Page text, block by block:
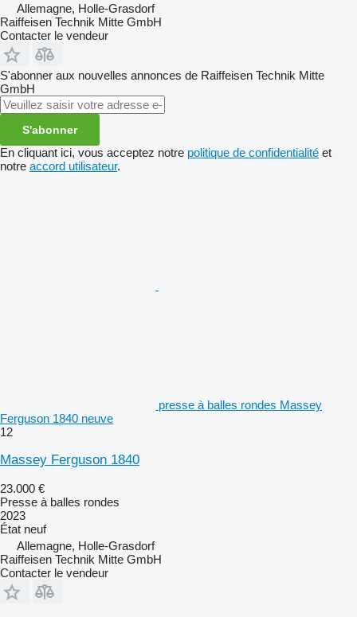
Allemagne, Holle-Grasdorf
Raiffeisen Technik Mitte GmbH
Contacter le vendeur
S'abonner aux nouvelles annonces de Raiffeisen Technik Mitte
GmbH
S'abonner
En cliquant ici, vous acceptez notre politique de confidentialité et
notre accord utilisateur.
presse à balles rondes Massey
Ferguson 1840 neuve
12
Massey Ferguson 1840
23.000 €
Presse à balles rondes
2023
État neuf
Allemagne, Holle-Grasdorf
Raiffeisen Technik Mitte GmbH
Contacter le vendeur